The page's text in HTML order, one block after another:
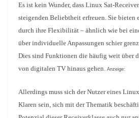
Es ist kein Wunder, dass Linux Sat-
steigenden Beliebtheit erfreuen. Sie bieten
durch ihre Flexibilität – ähnlich wie bei
über individuelle Anpassungen schier
Dies sind Funktionen die häufig weit über
von digitalen TV hinaus gehen.
Anzeige:
Allerdings muss sich der Nutzer eines
Klaren sein, sich mit der Thematik